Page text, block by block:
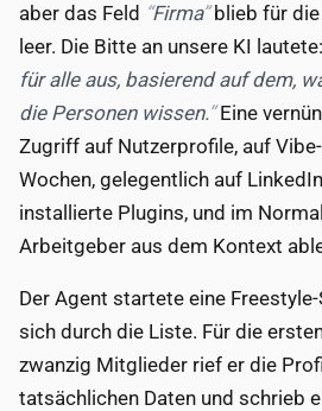
aber das Feld
Firma blieb für
leer. Die Bitte an unsere KI lautete:
für alle aus, basierend auf dem,
die Personen wissen. Eine
Zugriff auf Nutzerprofile, auf
Wochen, gelegentlich auf
installierte Plugins, und im
Arbeitgeber aus dem Kontext
Der Agent startete eine
sich durch die Liste. Für die
zwanzig Mitglieder rief er die
tatsächlichen Daten und schrieb